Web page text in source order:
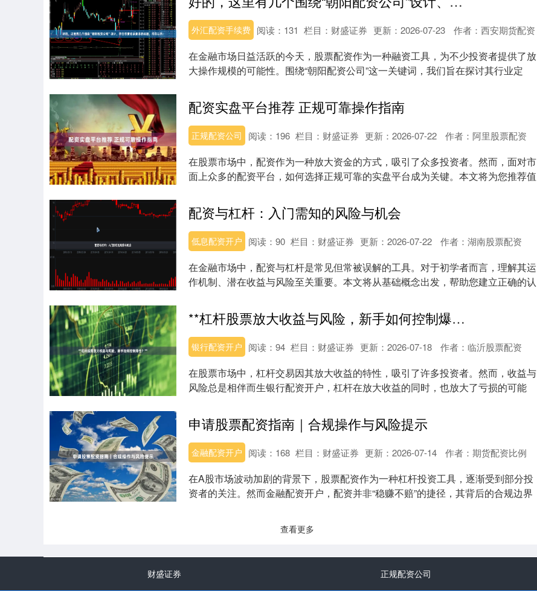
外汇配资手续费 更新：2026-07-23 作者：西安期货配资
阅读： 131 栏目： 财盛证券
在金融市场日益活跃的今天，股票配资作为一种融资工具，为不少投资者提供了放
大操作规模的可能性。围绕“朝阳配资公司”这一关键词，我们旨在探讨其行业定
配资实盘平台推荐 正规可靠操作指南
正规配资公司 更新：2026-07-22 作者：阿里股票配资
阅读： 196 栏目： 财盛证券
在股票市场中，配资作为一种放大资金的方式，吸引了众多投资者。然而，面对市
面上众多的配资平台，如何选择正规可靠的实盘平台成为关键。本文将为您推荐值
配资与杠杆：入门需知的风险与机会
低息配资开户 更新：2026-07-22 作者：湖南股票配资
阅读： 90 栏目： 财盛证券
在金融市场中，配资与杠杆是常见但常被误解的工具。对于初学者而言，理解其运
作机制、潜在收益与风险至关重要。本文将从基础概念出发，帮助您建立正确的认
**杠杆股票放大收益与风险，新手如何控制爆仓？**
银行配资开户 更新：2026-07-18 作者：临沂股票配资
阅读： 94 栏目： 财盛证券
在股票市场中，杠杆交易因其放大收益的特性，吸引了许多投资者。然而，收益与
风险总是相伴而生银行配资开户，杠杆在放大收益的同时，也放大了亏损的可能
申请股票配资指南｜合规操作与风险提示
金融配资开户 更新：2026-07-14 作者：期货配资比例
阅读： 168 栏目： 财盛证券
在A股市场波动加剧的背景下，股票配资作为一种杠杆投资工具，逐渐受到部分投
资者的关注。然而金融配资开户，配资并非“稳赚不赔”的捷径，其背后的合规边界
查看更多
财盛证券 正规配资公司